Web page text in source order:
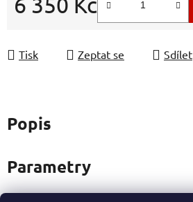
Tisk Zeptat se Sdílet
Popis
Parametry